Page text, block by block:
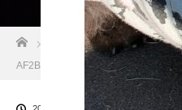
ブログ一覧
AF2B21658CF8